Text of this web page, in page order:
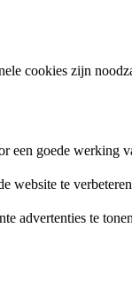
cookies zijn
een goede werking
website te
advertenties te